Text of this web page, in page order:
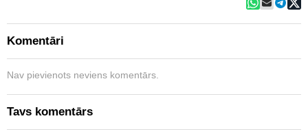
Komentāri
Nav pievienots neviens komentārs.
Tavs komentārs